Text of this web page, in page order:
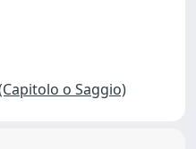
o Saggio)